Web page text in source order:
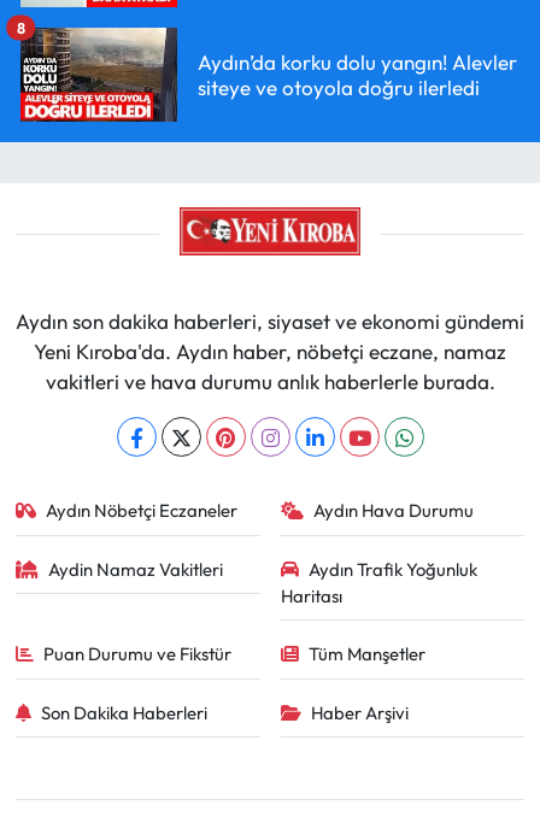
Aydın’da korku dolu yangın! Alevler
siteye ve otoyola doğru ilerledi
8
Aydın son dakika haberleri, siyaset ve ekonomi gündemi
Yeni Kıroba'da. Aydın haber, nöbetçi eczane, namaz
vakitleri ve hava durumu anlık haberlerle burada.
Aydın Nöbetçi Eczaneler Aydın Hava Durumu
Aydin Namaz Vakitleri
Aydın Trafik Yoğunluk
Haritası
Puan Durumu ve Fikstür Tüm Manşetler
Son Dakika Haberleri Haber Arşivi